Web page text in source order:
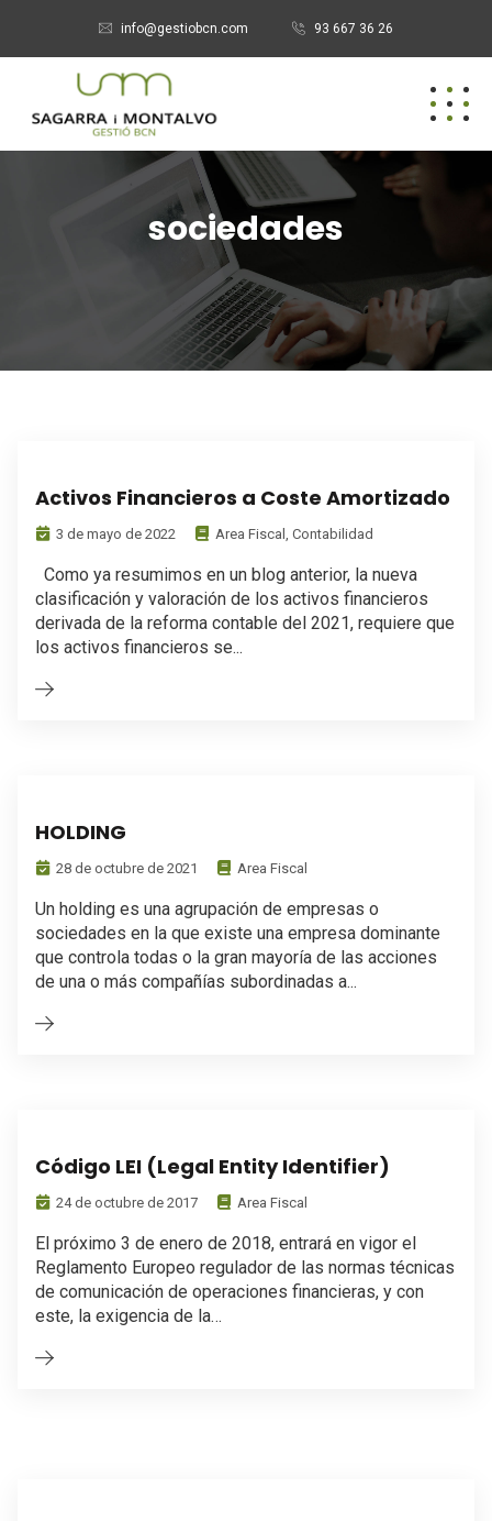
info@gestiobcn.com 93 667 36 26
sociedades
Activos Financieros a Coste Amortizado
3 de mayo de 2022 Area Fiscal , Contabilidad
Como ya resumimos en un blog anterior, la nueva
clasificación y valoración de los activos financieros
derivada de la reforma contable del 2021, requiere que
los activos financieros se...
HOLDING
28 de octubre de 2021 Area Fiscal
Un holding es una agrupación de empresas o
sociedades en la que existe una empresa dominante
que controla todas o la gran mayoría de las acciones
de una o más compañías subordinadas a...
Código LEI (Legal Entity Identifier)
24 de octubre de 2017 Area Fiscal
El próximo 3 de enero de 2018, entrará en vigor el
Reglamento Europeo regulador de las normas técnicas
de comunicación de operaciones financieras, y con
este, la exigencia de la…